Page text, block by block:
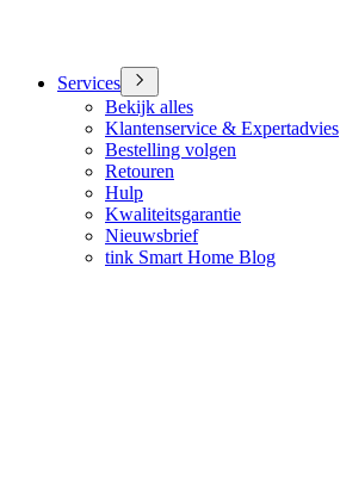
Services
Bekijk alles
Klantenservice & Expertadvies
Bestelling volgen
Retouren
Hulp
Kwaliteitsgarantie
Nieuwsbrief
tink Smart Home Blog